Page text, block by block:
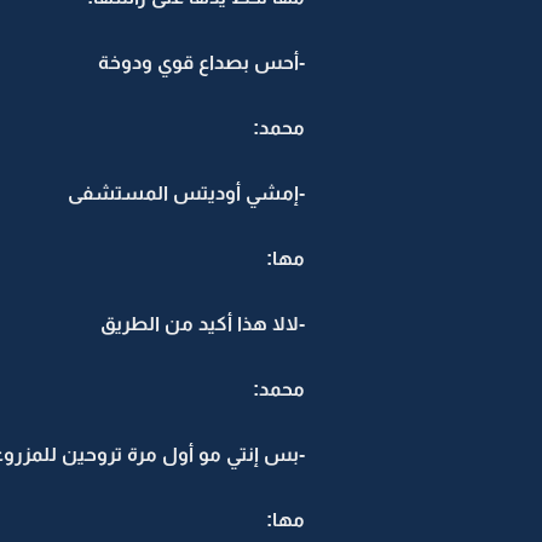
-أحس بصداع قوي ودوخة
محمد:
-إمشي أوديتس المستشفى
مها:
-لالا هذا أكيد من الطريق
محمد:
-بس إنتي مو أول مرة تروحين
مها: